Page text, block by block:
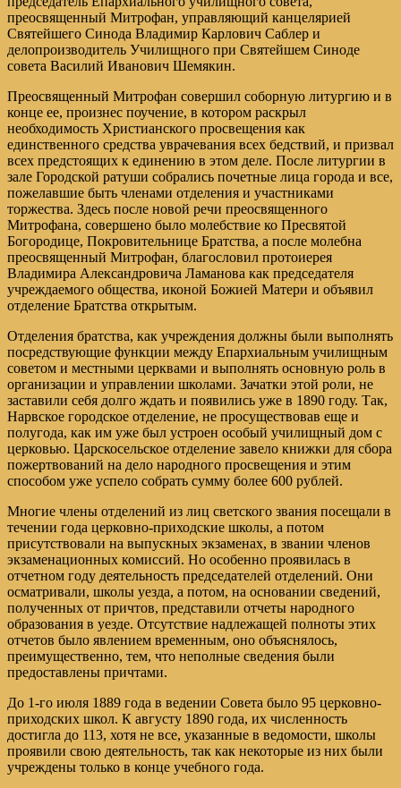
преосвященный Митрофан, управляющий канцелярией
Святейшего Синода Владимир Карлович Саблер и
делопроизводитель Училищного при Святейшем Синоде
совета Василий Иванович Шемякин.
Преосвященный Митрофан совершил соборную литургию и в
конце ее, произнес поучение, в котором раскрыл
необходимость Христианского просвещения как
единственного средства уврачевания всех бедствий, и призвал
всех предстоящих к единению в этом деле. После литургии в
зале Городской ратуши собрались почетные лица города и все,
пожелавшие быть членами отделения и участниками
торжества. Здесь после новой речи преосвященного
Митрофана, совершено было молебствие ко Пресвятой
Богородице, Покровительнице Братства, а после молебна
преосвященный Митрофан, благословил протоиерея
Владимира Александровича Ламанова как председателя
учреждаемого общества, иконой Божией Матери и объявил
отделение Братства открытым.
Отделения братства, как учреждения должны были выполнять
посредствующие функции между Епархиальным училищным
советом и местными церквами и выполнять основную роль в
организации и управлении школами. Зачатки этой роли, не
заставили себя долго ждать и появились уже в 1890 году. Так,
Нарвское городское отделение, не просуществовав еще и
полугода, как им уже был устроен особый училищный дом с
церковью. Царскосельское отделение завело книжки для сбора
пожертвований на дело народного просвещения и этим
способом уже успело собрать сумму более 600 рублей.
Многие члены отделений из лиц светского звания посещали в
течении года церковно-приходские школы, а потом
присутствовали на выпускных экзаменах, в звании членов
экзаменационных комиссий. Но особенно проявилась в
отчетном году деятельность председателей отделений. Они
осматривали, школы уезда, а потом, на основании сведений,
полученных от причтов, представили отчеты народного
образования в уезде. Отсутствие надлежащей полноты этих
отчетов было явлением временным, оно объяснялось,
преимущественно, тем, что неполные сведения были
предоставлены причтами.
До 1-го июля 1889 года в ведении Совета было 95 церковно-
приходских школ. К августу 1890 года, их численность
достигла до 113, хотя не все, указанные в ведомости, школы
проявили свою деятельность, так как некоторые из них были
учреждены только в конце учебного года.